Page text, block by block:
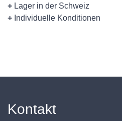
+ Lager in der Schweiz
+ Individuelle Konditionen
Kontakt